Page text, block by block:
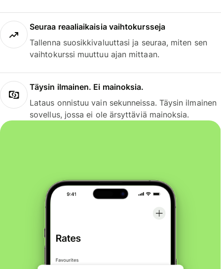
Seuraa reaaliaikaisia vaihtokursseja
Tallenna suosikkivaluuttasi ja seuraa, miten sen
vaihtokurssi muuttuu ajan mittaan.
Täysin ilmainen. Ei mainoksia.
Lataus onnistuu vain sekunneissa. Täysin ilmainen
sovellus, jossa ei ole ärsyttäviä mainoksia.